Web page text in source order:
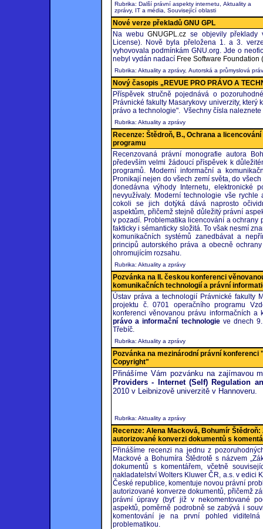
Rubrika: Další právní aspekty internetu, Aktuality a
zprávy, IT a média, Související oblasti
Nové verze překladů GNU GPL
Na webuGNUGPL.cz se objevily
License). Nově byla přeložena 1. a 3.
vyhovovala podmínkám GNU.org. Jde o
nebyl vydán nadací Free Software Foundation
Rubrika: Aktuality a zprávy, Autorská a průmyslová
Nový časopis „REVUE PRO PRÁVO A
Příspěvek stručně pojednává o
Právnické fakulty Masarykovy univerzity,
právo a technologie". Všechny čísla
Rubrika: Aktuality a zprávy
Recenze: Štědroň, B., Ochrana a
programu
Recenzovaná právní monografie autora
především velmi žádoucí příspěvek k
programů. Moderní informační a
Pronikají nejen do všech zemí světa, do
donedávna výhody Internetu, elektronické
nevyužívaly. Moderní technologie vše
cokoli se jich dotýká dává naprosto
aspektům, přičemž stejně důležitý právní
v pozadí. Problematika licencování a ochrany
fakticky i sémanticky složitá. To však nesmí
komunikačních systémů zanedbávat a
principů autorského práva a obecně
ohromujícím rozsahu.
Rubrika: Aktuality a zprávy
Pozvánka na II. českou konferenci
komunikačních technologií a právní
Ústav práva a technologií Právnické fakulty
projektu č. 0701 operačního programu
konferenci věnovanou právu informačních
právo a informační technologieve dnech 9.
Třebíč.
Rubrika: Aktuality a zprávy
Pozvánka na mezinárodní právní konferenci
Copyright"
Přinášíme Vám pozvánku na zajímavou
Providers - Internet (Self) Regulation
2010 v Leibnizově univerzitě v Hannoveru.
Rubrika: Aktuality a zprávy
Recenze: Alena Macková, Bohumír
autorizované konverzi dokumentů s
Přinášíme recenzi na jednu z
Mackové a Bohumíra Štědrotě s názvem
dokumentů s komentářem, včetně
nakladatelství Wolters Kluwer ČR, a.s. v edici
České republice, komentuje novou právní
autorizované konverze dokumentů, přičemž
právní úpravy (byť již v nekomentované
aspektů, poměrně podrobně se zabývá i
komentování je na první pohled
problematikou.